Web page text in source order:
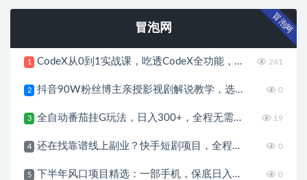
冒泡网 冒泡网
1 CodeX从0到1实战课，吃透CodeX全功能，零基础AI开发实战，从部署到高阶项目一键落地 241
2 抖音90W粉丝博主亲授影视剧解说教学，选剧选题+文案模板+AI指令+剪辑配音+封面全流程变现，解锁精选独家收益 0
3 全自动番茄挂G玩法，日入300+，全程无需人工，一台电脑即可开展 19
4 还在找靠谱线上副业？快手短剧项目，全程自动发布内容，不用熬夜做视频，轻松日入500+ 0
5 下半年风口项目精选：一部手机，保底日入500+，做就有收益，长期稳定！ 0